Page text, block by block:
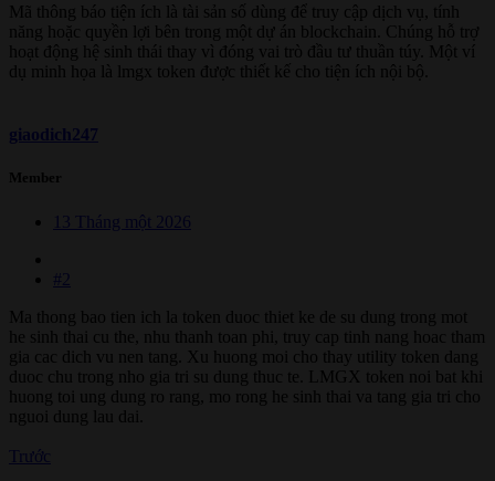
Mã thông báo tiện ích là tài sản số dùng để truy cập dịch vụ, tính
năng hoặc quyền lợi bên trong một dự án blockchain. Chúng hỗ trợ
hoạt động hệ sinh thái thay vì đóng vai trò đầu tư thuần túy. Một ví
dụ minh họa là lmgx token được thiết kế cho tiện ích nội bộ.
giaodich247
Member
13 Tháng một 2026
#2
Ma thong bao tien ich la token duoc thiet ke de su dung trong mot
he sinh thai cu the, nhu thanh toan phi, truy cap tinh nang hoac tham
gia cac dich vu nen tang. Xu huong moi cho thay utility token dang
duoc chu trong nho gia tri su dung thuc te. LMGX token noi bat khi
huong toi ung dung ro rang, mo rong he sinh thai va tang gia tri cho
nguoi dung lau dai.
Trước